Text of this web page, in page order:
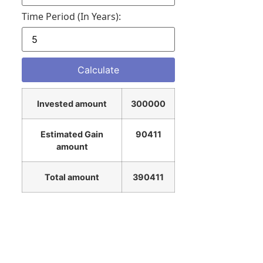
Time Period (in Years):
Invested amount 300000
Estimated Gain
amount
90411
Total amount 390411